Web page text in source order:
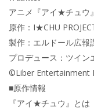
アニメ『アイ★チュウ』
原作：I★CHU
製作：エルドール広報
プロデュース：ツイン
©Liber Entertainment
■原作情報
『アイ★チュウ』とは